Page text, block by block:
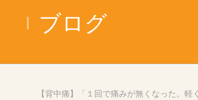
ブログ
【背中痛】「１回で痛みが無くなった。